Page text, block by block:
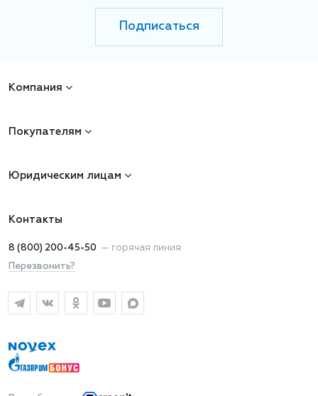
Подписаться
Компания
Покупателям
Юридическим лицам
Контакты
8 (800) 200-45-50 — горячая линия
Перезвонить?